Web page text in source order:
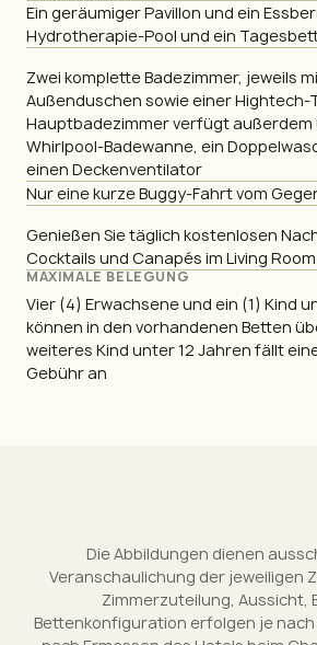
Ein geräumiger Pavillon und ein
Hydrotherapie-Pool und ein
Zwei komplette Badezimmer, jeweils
Außenduschen sowie einer Hightech-
Hauptbadezimmer verfügt außerdem
Whirlpool-Badewanne, ein
einen Deckenventilator
Nur eine kurze Buggy-Fahrt vom
Genießen Sie täglich kostenlosen
Cocktails und Canapés im Living
MAXIMALE BELEGUNG
Vier (4) Erwachsene und ein (1) Kind
können in den vorhandenen Betten
weiteres Kind unter 12 Jahren fällt
Gebühr an
Die Abbildungen dienen
Veranschaulichung der jeweiligen
Zimmerzuteilung, Aussicht,
Bettenkonfiguration erfolgen je